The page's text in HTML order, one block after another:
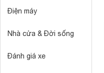
Điện máy
Nhà cửa & Đời sống
Đánh giá xe